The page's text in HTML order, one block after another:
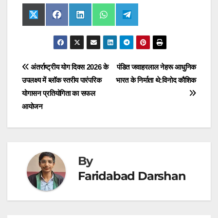
Share
on
X
(
t
e
r
Share
on
F
a
e
b
o
k
Share
on
L
i
n
e
I
n
Share
on
W
h
t
s
p
Share
on
T
e
l
g
a
m
Post
navigation
पंडित जवाहरलाल नेहरू आधुनिक
भारत के निर्माता थे:विनोद कौशिक
अंतर्राष्ट्रीय योग दिवस 2026 के
उपलक्ष्य में ब्लॉक स्तरीय पारंपरिक
योगासन प्रतियोगिता का सफल
आयोजन
By
Faridabad Darshan